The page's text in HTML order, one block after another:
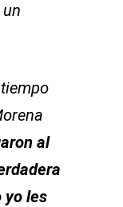
al
yo les